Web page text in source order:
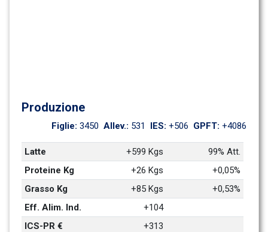
Produzione
Figlie: 3450 Allev.: 531 IES: +506 GPFT: +4086
Latte +599 Kgs
99% Att.
Proteine Kg
+26 Kgs
+0,05%
Grasso Kg
+85 Kgs
+0,53%
Eff. Alim. Ind.
+104
ICS-PR €
+313